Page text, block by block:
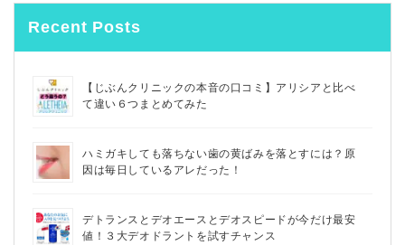
Recent Posts
【じぶんクリニックの本音の口コミ】アリシアと比べ
て違い６つまとめてみた
ハミガキしても落ちない歯の黄ばみを落とすには？原
因は毎日しているアレだった！
デトランスとデオエースとデオスピードが今だけ最安
値！３大デオドラントを試すチャンス